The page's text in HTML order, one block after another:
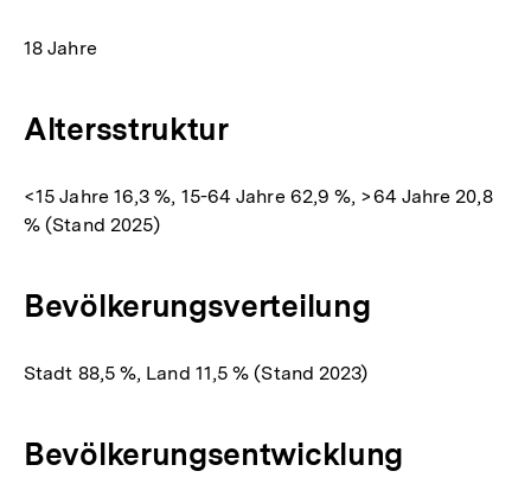
18 Jahre
Altersstruktur
<15 Jahre 16,3 %, 15-64 Jahre 62,9 %, >64 Jahre 20,8
% (Stand 2025)
Bevölkerungsverteilung
Stadt 88,5 %, Land 11,5 % (Stand 2023)
Bevölkerungsentwicklung